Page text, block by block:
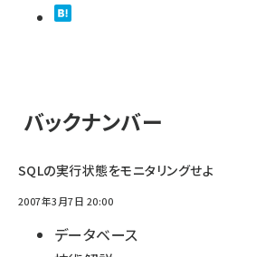
バックナンバー
SQLの実行状態をモニタリングせよ
2007年3月7日 20:00
データベース